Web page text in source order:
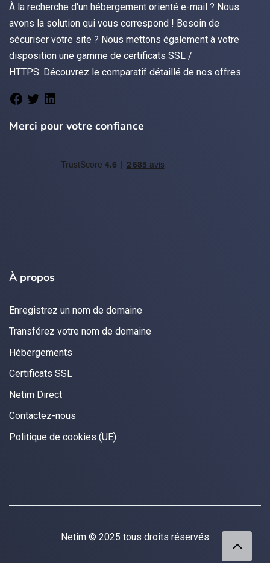
À la recherche d'un hébergement orienté e-mail ? Nous
avons la solution qui vous correspond ! Besoin de
sécuriser votre site ? Nous mettons également à votre
disposition une gamme de certificats SSL /
HTTPS. Découvrez le comparatif détaillé de nos offres.
Merci pour votre confiance
À propos
Enregistrez un nom de domaine
Transférez votre nom de domaine
Hébergements
Certificats SSL
Netim Direct
Contactez-nous
Politique de cookies (UE)
Netim © 2025 tous droits réservés